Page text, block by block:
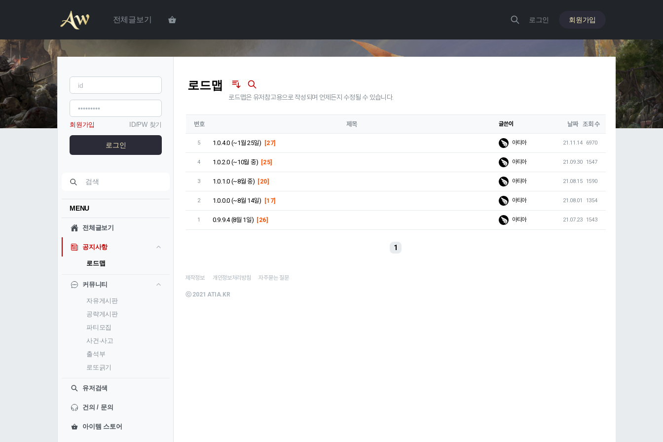
전체글보기 로그인 회원가입
회원가입 ID/PW 찾기
로그인
MENU
전체글보기
공지사항
로드맵
커뮤니티
자유게시판
공략게시판
파티모집
사건·사고
출석부
로또긁기
유저검색
건의 / 문의
아이템 스토어
로드맵
로드맵은 유저참고용으로 작성되며 언제든지 수정될 수 있습니다.
번호 제목 글쓴이 날짜 조회 수
5 1.0.4.0 (~1월 25일) [27] 아티아 21.11.14 6970
4 1.0.2.0 (~10월 중) [25] 아티아 21.09.30 1547
3 1.0.1.0 (~8월 중) [20] 아티아 21.08.15 1590
2 1.0.0.0 (~8월 14일) [17] 아티아 21.08.01 1354
1 0.9.9.4 (8월 1일) [26] 아티아 21.07.23 1543
1
제작정보 개인정보처리방침 자주묻는 질문
ⓒ 2021 ATIA.KR